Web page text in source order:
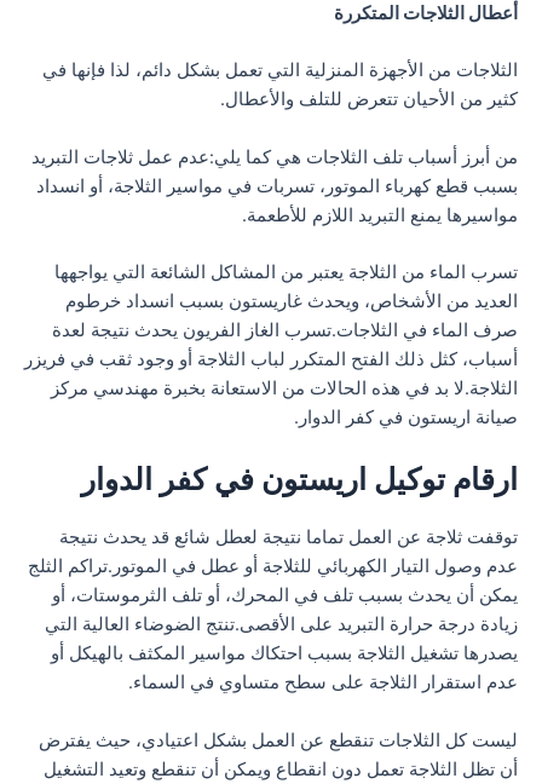
أعطال الثلاجات المتكررة
الثلاجات من الأجهزة المنزلية التي تعمل بشكل دائم، لذا فإنها في
كثير من الأحيان تتعرض للتلف والأعطال.
من أبرز أسباب تلف الثلاجات هي كما يلي:عدم عمل ثلاجات التبريد
بسبب قطع كهرباء الموتور، تسربات في مواسير الثلاجة، أو انسداد
مواسيرها يمنع التبريد اللازم للأطعمة.
تسرب الماء من الثلاجة يعتبر من المشاكل الشائعة التي يواجهها
العديد من الأشخاص، ويحدث غاريستون بسبب انسداد خرطوم
صرف الماء في الثلاجات.تسرب الغاز الفريون يحدث نتيجة لعدة
أسباب، كثل ذلك الفتح المتكرر لباب الثلاجة أو وجود ثقب في فريزر
الثلاجة.لا بد في هذه الحالات من الاستعانة بخبرة مهندسي مركز
صيانة اريستون في كفر الدوار.
ارقام توكيل اريستون في كفر الدوار
توقفت ثلاجة عن العمل تماما نتيجة لعطل شائع قد يحدث نتيجة
عدم وصول التيار الكهربائي للثلاجة أو عطل في الموتور.تراكم الثلج
يمكن أن يحدث بسبب تلف في المحرك، أو تلف الثرموستات، أو
زيادة درجة حرارة التبريد على الأقصى.تنتج الضوضاء العالية التي
يصدرها تشغيل الثلاجة بسبب احتكاك مواسير المكثف بالهيكل أو
عدم استقرار الثلاجة على سطح متساوي في السماء.
ليست كل الثلاجات تنقطع عن العمل بشكل اعتيادي، حيث يفترض
أن تظل الثلاجة تعمل دون انقطاع ويمكن أن تنقطع وتعيد التشغيل